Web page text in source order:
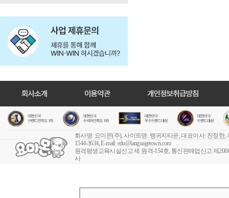
회사명: 요미몬(주), 사이트명: 랭귀지타운, 대표이사: 진정한,
1544-3634, E-mail:edu@languagetown.com
원격평생교육시설신고 제 원격-154호, 통신판매업신고 제
사